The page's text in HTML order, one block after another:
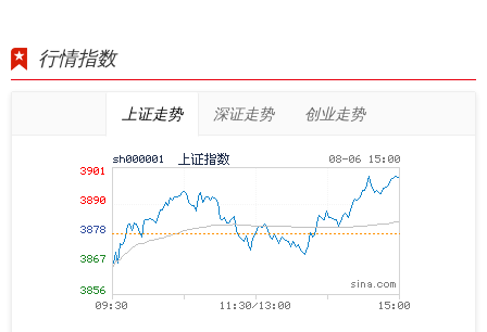
行情指数
上证走势 深证走势 创业走势